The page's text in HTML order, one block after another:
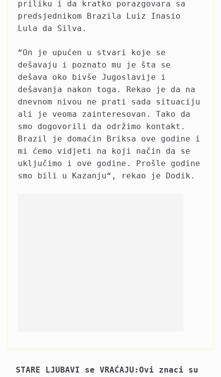
priliku i da kratko porazgovara sa
predsjednikom Brazila Luiz Inasio
Lula da Silva.
“On je upućen u stvari koje se
dešavaju i poznato mu je šta se
dešava oko bivše Jugoslavije i
dešavanja nakon toga. Rekao je da na
dnevnom nivou ne prati sada situaciju
ali je veoma zainteresovan. Tako da
smo dogovorili da održimo kontakt.
Brazil je domaćin Briksa ove godine i
mi ćemo vidjeti na koji način da se
uključimo i ove godine. Prošle godine
smo bili u Kazanju“, rekao je Dodik.
STARE LJUBAVI se VRAĆAJU:Ovi znaci su